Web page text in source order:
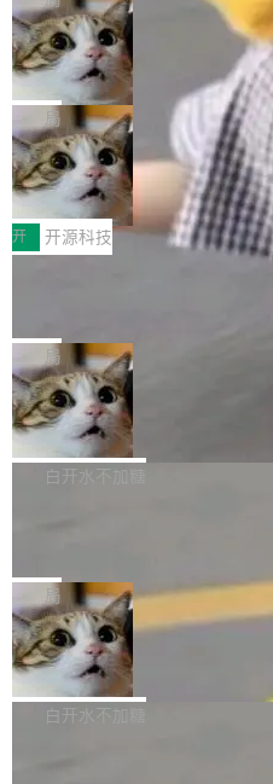
现实 过去两年，CIO们的焦虑清
一是如何让大模型和智能体应用
向生产，二是如何让测试团队跟
设置，如果用布尔值 + 可空字
ean 表示是否可切换，nullable
色方案、深色方案——会产生大
合。方案缺了、配置冲突了、全
哪些组合有效，作者说，你得靠"
者部落知识"。 换个写法。Rust
变体：Switchable...
个"AI 知识库 + 聊天机器人"——
做，没什么新鲜的。 但 Kenton
r 上把事情说清楚了： 今天我们
re OS，一个带连接器的聊天机
有科技公司做的一样。只不过，
样。这是 Sandstorm.io 的重制版
那个创业公司。不同的是，这次
lare Workers 上——我花了九年时
——并且深度集成了 AI。这基本
Deno 团队开源 Celld，可自
布式 Durable Objects
Ryan Dahl 领导的 Deno 团队推
目 Celld，一个能在自己机器上
Workers 和 Durable Objects 的
计思路很直接：每个对象是一个
数据库，按名称寻址，复制到你
存储库里。节点之间只通过这个
没有控制平面，没有共识协议。
个小型数据库，应用天然按分片
库的竞争和爆炸半径问题在设计
了。 闲置的 cell 会休眠到几乎不
l 迁移或唤醒时，新宿主从 S3 恢
库继续执行。存储库是持久化的
局
鲁大师7月新机性能/流畅/AI榜
性能、流畅双第一，三星
新折叠缺席
2026年7月的手机市场，由于存
增，手机厂商的日子也不好过啊
放缓，因此硝烟味淡了许多。新
高价的三星折叠（三星Galaxy Z
Fold8 / Z Flip8）外，其余要么
例如iQOO Z11i、REDMI Note
te 17 Pro、OPPO K15，要么是
样的次旗舰。 Galaxy Z Fold8
Z Flip8三款折叠屏新机均在7月22
部搭载骁龙8 Elite Gen5 for
开 开源科技
Zed 编辑器团队发布了新项目
个在 git commit 之间记录每一次
本控制系统。目前处于 Early
ltaDB 的核心思路直接写在
眼的位置：「Software is made
mits」——软件是在 commit 之
是把这段空隙补上。 回退到任何
aDB 捕获 commit 之间的每一次
局
SpaceXAI 单季资本开支达
根据风险投资人Tomer Tunguz
析）披露的最新分析与第二季度
微软同期总资本开支的四成。 与
bet、微软以及 Meta 等传统科技
ceXAI的资金消耗速度尤为引人瞩
撑庞大支出的资金来源却呈现出
貌。数据显示，微软和 Meta 主
白开水不加糖
一个在终端里运行的编程 agent
1.2，驱动这个 agent 的新模型。
你可以用 curl -fsSL https://
sh | bash 安装一个能在大项目里
代码、验证结果的 AI 终端工具
局
美团开源 LoHoSearch，用知
准 AI 能力认知
机器出题的前提，是让机器拥有
构建流程可以分为四个环节：建
白开水不加糖